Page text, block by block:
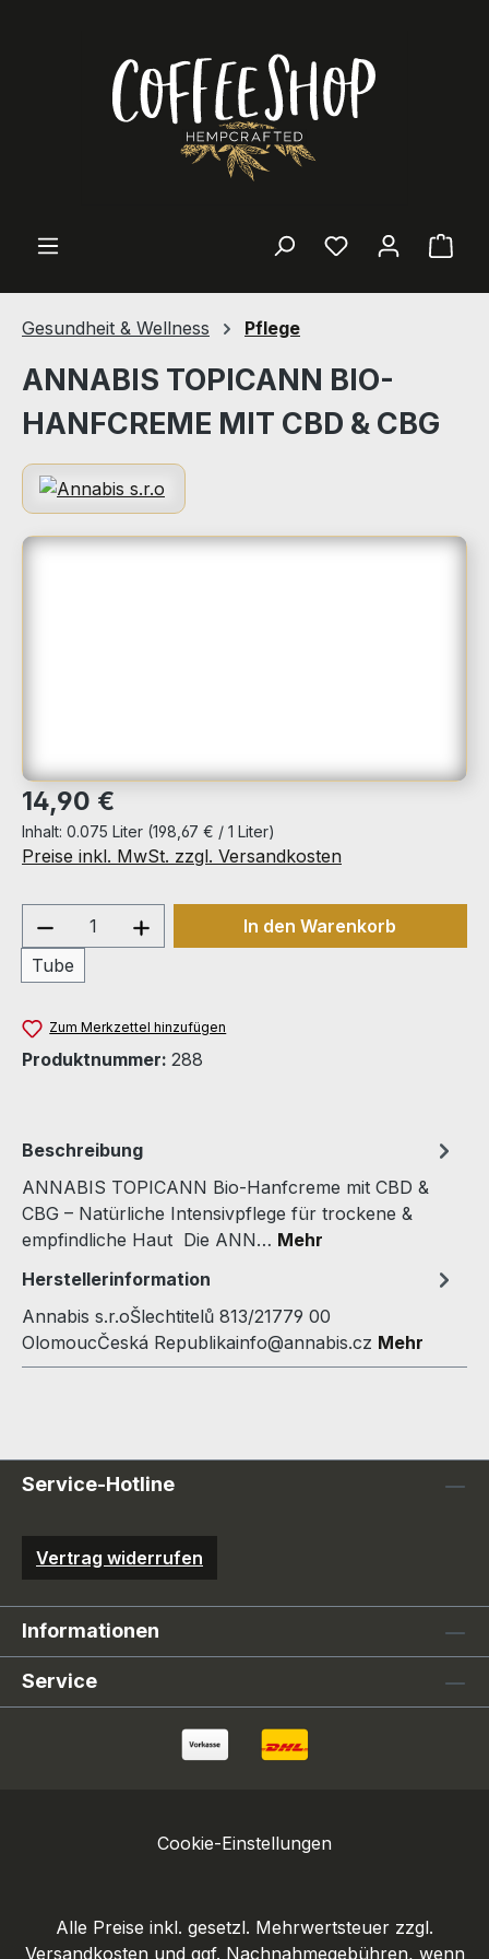
Gesundheit & Wellness Pflege
ANNABIS TOPICANN BIO-
HANFCREME MIT CBD & CBG
Bildergalerie überspringen
Regulärer Preis:
14,90 €
Inhalt: 0.075 Liter (198,67 € / 1 Liter)
Preise inkl. MwSt. zzgl. Versandkosten
Produkt Anzahl: Gib den
Tube
In den Warenkorb
Zum Merkzettel hinzufügen
Produktnummer: 288
Beschreibung
ANNABIS TOPICANN Bio‑Hanfcreme mit CBD &
CBG – Natürliche Intensivpflege für trockene &
empfindliche Haut Die ANN… Mehr
Herstellerinformation
Annabis s.r.oŠlechtitelů 813/21779 00
OlomoucČeská Republikainfo@annabis.cz Mehr
Service-Hotline
Vertrag widerrufen
Informationen
Service
Cookie-Einstellungen
Alle Preise inkl. gesetzl. Mehrwertsteuer zzgl.
Versandkostenund ggf. Nachnahmegebühren, wenn